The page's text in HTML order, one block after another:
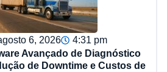
6, 2026
4:31 pm
Avançado de Diagnóstico
de Downtime e Custos de